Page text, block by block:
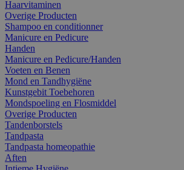
Haarvitaminen
Overige Producten
Shampoo en conditionner
Manicure en Pedicure
Handen
Manicure en Pedicure/Handen
Voeten en Benen
Mond en Tandhygiëne
Kunstgebit Toebehoren
Mondspoeling en Flosmiddel
Overige Producten
Tandenborstels
Tandpasta
Tandpasta homeopathie
Aften